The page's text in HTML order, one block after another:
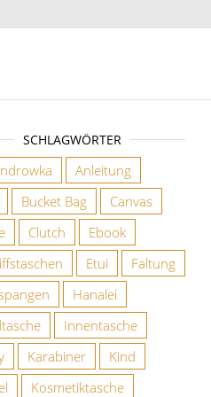
bei Etsy
SCHLAGWÖRTER
Anleitung
Bucket Bag
Canvas
Clutch
Ebook
Etui
Faltung
Hanalei
Innentasche
Karabiner
Kind
Kosmetiktasche